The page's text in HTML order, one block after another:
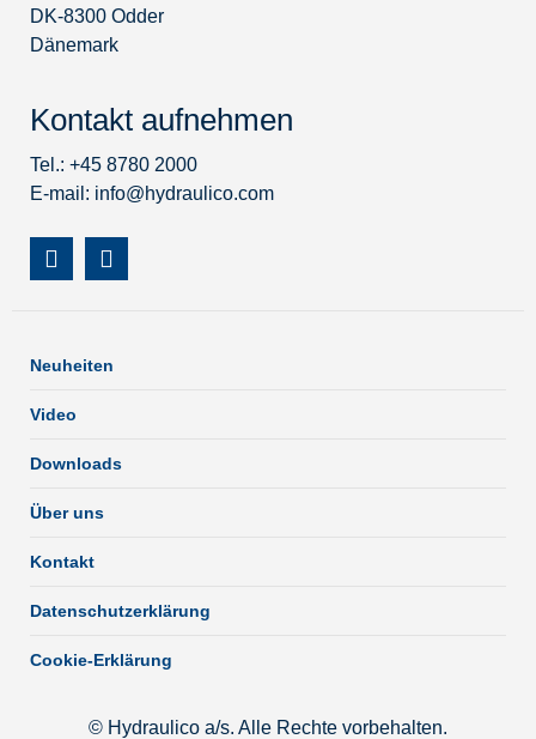
DK-8300 Odder
Dänemark
Kontakt aufnehmen
Tel.: +45 8780 2000
E-mail: info@hydraulico.com
Neuheiten
Video
Downloads
Über uns
Kontakt
Datenschutzerklärung
Cookie-Erklärung
© Hydraulico a/s. Alle Rechte vorbehalten.